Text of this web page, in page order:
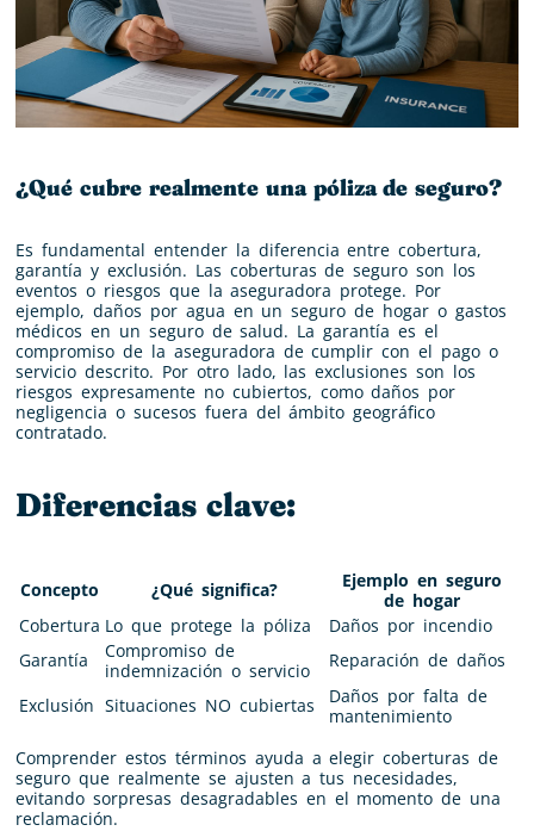
¿Qué cubre realmente una póliza de seguro?
Es fundamental entender la diferencia entre cobertura,
garantía y exclusión. Las coberturas de seguro son los
eventos o riesgos que la aseguradora protege. Por
ejemplo, daños por agua en un seguro de hogar o gastos
médicos en un seguro de salud. La garantía es el
compromiso de la aseguradora de cumplir con el pago o
servicio descrito. Por otro lado, las exclusiones son los
riesgos expresamente no cubiertos, como daños por
negligencia o sucesos fuera del ámbito geográfico
contratado.
Diferencias clave:
Concepto ¿Qué significa?
Ejemplo en seguro
de hogar
Cobertura Lo que protege la póliza
Daños por incendio
Garantía
Compromiso de
indemnización o servicio
Reparación de daños
Exclusión Situaciones NO cubiertas
Daños por falta de
mantenimiento
Comprender estos términos ayuda a elegir coberturas de
seguro que realmente se ajusten a tus necesidades,
evitando sorpresas desagradables en el momento de una
reclamación.